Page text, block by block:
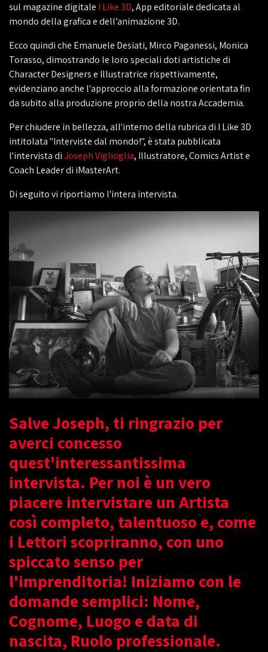
sul magazine digitale I Like 3D, App editoriale dedicata al
mondo della grafica e dell’animazione 3D.
Ecco quindi che Emanuele Desiati, Mirco Paganessi, Monica
Torasso, dimostrando le loro speciali doti artistiche di
Character Designers e Illustratrice rispettivamente,
evidenziano anche l'approccio alla formazione orientata fin
da subito alla produzione proprio della nostra Accademia.
Per chiudere in bellezza, all'interno della rubrica di I Like 3D
intitolata "Interviste dal mondo!", è stata pubblicata
l'intervista diJoseph Viglioglia, Illustratore, Comics Artist e
Coach Leader di iMasterArt.
Di seguito vi riportiamo l'intera intervista.
Salve Joseph, ti ringrazio per
averci concesso
quest'interessantissima
intervista. Per noi è un vero
piacere intervistare un Artista
così completo, talentuoso e, come
i Lettori scopriranno, con uno
spiccato senso per
l'imprenditoria! Iniziamo con le
domande semplici: Nome,
Cognome, Luogo e data di
nascita, Ruolo professionale.